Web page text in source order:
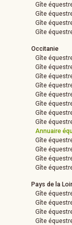
Gîte
Gîte
Gîte
Gîte
Occitanie
Gîte
Gîte
Gîte
Gîte
Gîte
Gîte
Gîte
Gîte
Annuaire
Gîte
Gîte
Gîte
Gîte
Pays de la
Gîte
Gîte
Gîte
Gîte